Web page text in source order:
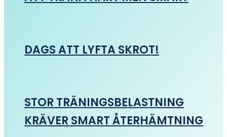
DAGS ATT LYFTA SKROT!
STOR TRÄNINGSBELASTNING
KRÄVER SMART ÅTERHÄMTNING